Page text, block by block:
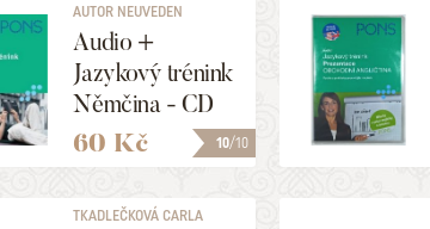
10/10
AUTOR NEUVEDEN
Audio +
Jazykový trénink
Němčina - CD
60 Kč
TKADLEČKOVÁ CARLA